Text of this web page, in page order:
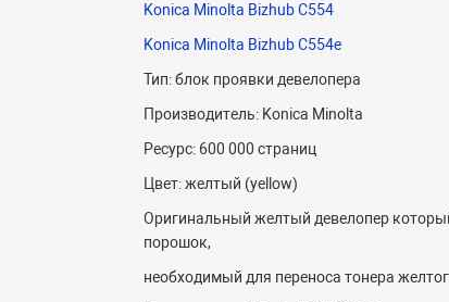
Konica Minolta Bizhub C554
Konica Minolta Bizhub C554e
Тип: блок проявки девелопера
Производитель: Konica Minolta
Ресурс: 600 000 страниц
Цвет: желтый (yellow)
Оригинальный желтый девелопер
порошок,
необходимый для переноса тонера